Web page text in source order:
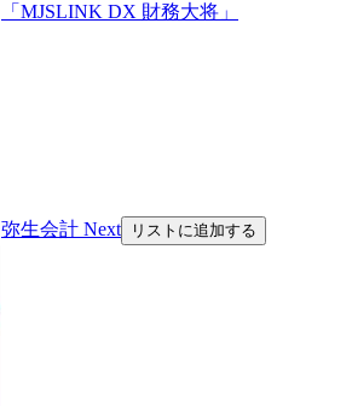
「MJSLINK DX 財務大将」
弥生会計 Next リストに追加する